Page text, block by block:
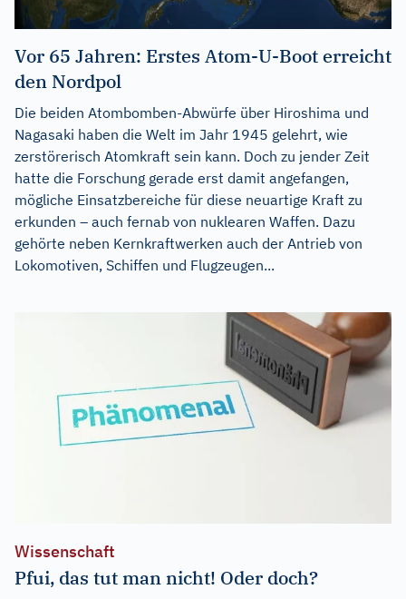
Vor 65 Jahren: Erstes Atom-U-Boot erreicht
den Nordpol
Die beiden Atombomben-Abwürfe über Hiroshima und
Nagasaki haben die Welt im Jahr 1945 gelehrt, wie
zerstörerisch Atomkraft sein kann. Doch zu jender Zeit
hatte die Forschung gerade erst damit angefangen,
mögliche Einsatzbereiche für diese neuartige Kraft zu
erkunden – auch fernab von nuklearen Waffen. Dazu
gehörte neben Kernkraftwerken auch der Antrieb von
Lokomotiven, Schiffen und Flugzeugen...
Wissenschaft
Pfui, das tut man nicht! Oder doch?